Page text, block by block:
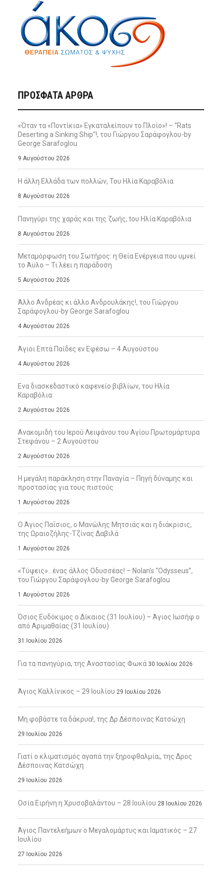
ΠΡΌΣΦΑΤΑ ΆΡΘΡΑ
«Όταν τα «Ποντίκια» Εγκαταλείπουν το Πλοίο»! – “Rats
Deserting a Sinking Ship”!, του Γιώργου Σαράφογλου-by
George Sarafoglou
9 Αυγούστου 2026
Η άλλη Ελλάδα των πολλών, Του Ηλία Καραβόλια
8 Αυγούστου 2026
Πανηγύρι της χαράς και της ζωής, tου Ηλία Καραβόλια
8 Αυγούστου 2026
Μεταμόρφωση του Σωτήρος: η Θεία Ενέργεια που υμνεί
το Άϋλο – Τι λέει η παράδοση
5 Αυγούστου 2026
Άλλο Ανδρέας κι άλλο Ανδρουλάκης!, του Γιώργου
Σαράφογλου-by George Sarafoglou
4 Αυγούστου 2026
Άγιοι Επτά Παίδες εν Εφέσω – 4 Αυγούστου
4 Αυγούστου 2026
Ενα διασκεδαστικό καφενείο βιβλίων, του Ηλία
Καραβόλια
2 Αυγούστου 2026
Ανακομιδή του Ιερού Λειψάνου του Αγίου Πρωτομάρτυρα
Στεφάνου – 2 Αυγούστου
2 Αυγούστου 2026
Η μεγάλη παράκληση στην Παναγία – Πηγή δύναμης και
προστασίας για τους πιστούς
1 Αυγούστου 2026
Ο Άγιος Παΐσιος, ο Μανώλης Μητσιάς και η διάκρισις,
της Ωραιοζήλης-Τζίνας Δαβιλά
1 Αυγούστου 2026
«Τύψεις»…ένας άλλος Οδυσσέας! – Nolan’s “Odysseus”,
του Γιώργου Σαράφογλου-by George Sarafoglou
1 Αυγούστου 2026
Όσιος Ευδόκιμος ο Δίκαιος (31 Ιουλίου) – Άγιος Ιωσήφ ο
από Αριμαθαίας (31 Ιουλίου)
31 Ιουλίου 2026
Για τα πανηγύρια, της Αναστασίας Φωκά 30 Ιουλίου 2026
Άγιος Καλλίνικος – 29 Ιουλίου 29 Ιουλίου 2026
Μη φοβάστε τα δάκρυα!, της Δρ Δέσποινας Κατσώχη
29 Ιουλίου 2026
Γιατί ο κλιματισμός αγαπά την ξηροφθαλμία;, της Δρος
Δέσποινας Κατσώχη
29 Ιουλίου 2026
Οσία Ειρήνη η Χρυσοβαλάντου – 28 Ιουλίου 28 Ιουλίου 2026
Άγιος Παντελεήμων ο Μεγαλομάρτυς και Ιαματικός – 27
Ιουλίου
27 Ιουλίου 2026